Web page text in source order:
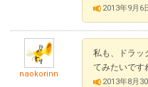
2013年9月6
naokorinn
私も、ドラッ
てみたいです
2013年8月